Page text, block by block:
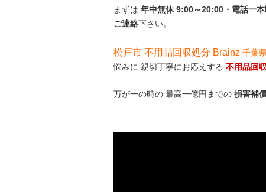
まずは 年中無休 9:00～20:00・電話一
ご連絡下さい。
松戸市 不用品回収処分 Brainz 千葉県
悩みに 親切丁寧にお応えする 不用品回
万が一の時の 最高一億円までの 損害補